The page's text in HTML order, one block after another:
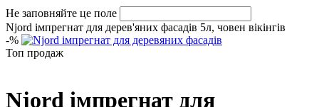
Не заповняйте це поле
Njord імпрегнат для дерев'яних фасадів 5л, човен вікінгів
-%
Топ продаж
Njord імпрегнат для